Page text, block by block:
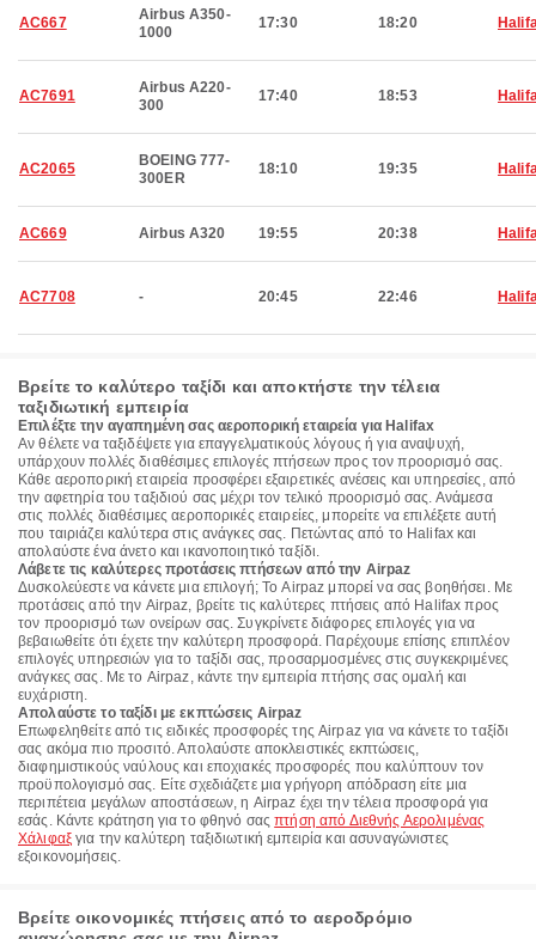
AC667
Airbus A350-
1000
17:30 18:20
AC7691
Airbus A220-
300
17:40 18:53
AC2065
BOEING 777-
300ER
18:10 19:35
AC669 Airbus A320 19:55 20:38
AC7708 - 20:45 22:46
Βρείτε το καλύτερο ταξίδι και αποκτήστε την τέλεια
ταξιδιωτική εμπειρία
Επιλέξτε την αγαπημένη σας αεροπορική εταιρεία για Halifax
Αν θέλετε να ταξιδέψετε για επαγγελματικούς λόγους ή για αναψυχή,
υπάρχουν πολλές διαθέσιμες επιλογές πτήσεων προς τον προορισμό σας.
Κάθε αεροπορική εταιρεία προσφέρει εξαιρετικές ανέσεις και υπηρεσίες, από
την αφετηρία του ταξιδιού σας μέχρι τον τελικό προορισμό σας. Ανάμεσα
στις πολλές διαθέσιμες αεροπορικές εταιρείες, μπορείτε να επιλέξετε αυτή
που ταιριάζει καλύτερα στις ανάγκες σας. Πετώντας από το Halifax και
απολαύστε ένα άνετο και ικανοποιητικό ταξίδι.
Λάβετε τις καλύτερες προτάσεις πτήσεων από την Airpaz
Δυσκολεύεστε να κάνετε μια επιλογή; Το Airpaz μπορεί να σας βοηθήσει. Με
προτάσεις από την Airpaz, βρείτε τις καλύτερες πτήσεις από Halifax προς
τον προορισμό των ονείρων σας. Συγκρίνετε διάφορες επιλογές για να
βεβαιωθείτε ότι έχετε την καλύτερη προσφορά. Παρέχουμε επίσης επιπλέον
επιλογές υπηρεσιών για το ταξίδι σας, προσαρμοσμένες στις συγκεκριμένες
ανάγκες σας. Με το Airpaz, κάντε την εμπειρία πτήσης σας ομαλή και
ευχάριστη.
Απολαύστε το ταξίδι με εκπτώσεις Airpaz
Επωφεληθείτε από τις ειδικές προσφορές της Airpaz για να κάνετε το ταξίδι
σας ακόμα πιο προσιτό. Απολαύστε αποκλειστικές εκπτώσεις,
διαφημιστικούς ναύλους και εποχιακές προσφορές που καλύπτουν τον
προϋπολογισμό σας. Είτε σχεδιάζετε μια γρήγορη απόδραση είτε μια
περιπέτεια μεγάλων αποστάσεων, η Airpaz έχει την τέλεια προσφορά για
εσάς. Κάντε κράτηση για το φθηνό σαςπτήση από Διεθνής Αερολιμένας
Χάλιφαξγια την καλύτερη ταξιδιωτική εμπειρία και ασυναγώνιστες
εξοικονομήσεις.
Βρείτε οικονομικές πτήσεις από το αεροδρόμιο